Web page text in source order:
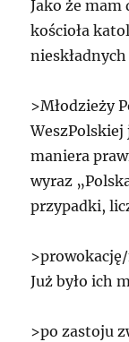
Jako że
kościoła
>Młodzieży
maniera
wyraz
przypadki,
Już było ich
>po zastoju